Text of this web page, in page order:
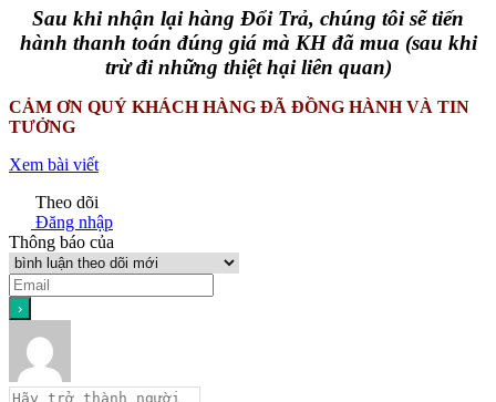
Sau khi nhận lại hàng Đổi Trả, chúng tôi sẽ tiến
hành thanh toán đúng giá mà KH đã mua (sau khi
trừ đi những thiệt hại liên quan)
CẢM ƠN QUÝ KHÁCH HÀNG ĐÃ ĐỒNG HÀNH VÀ TIN
TƯỞNG
Xem bài viết
Theo dõi
Đăng nhập
Thông báo của